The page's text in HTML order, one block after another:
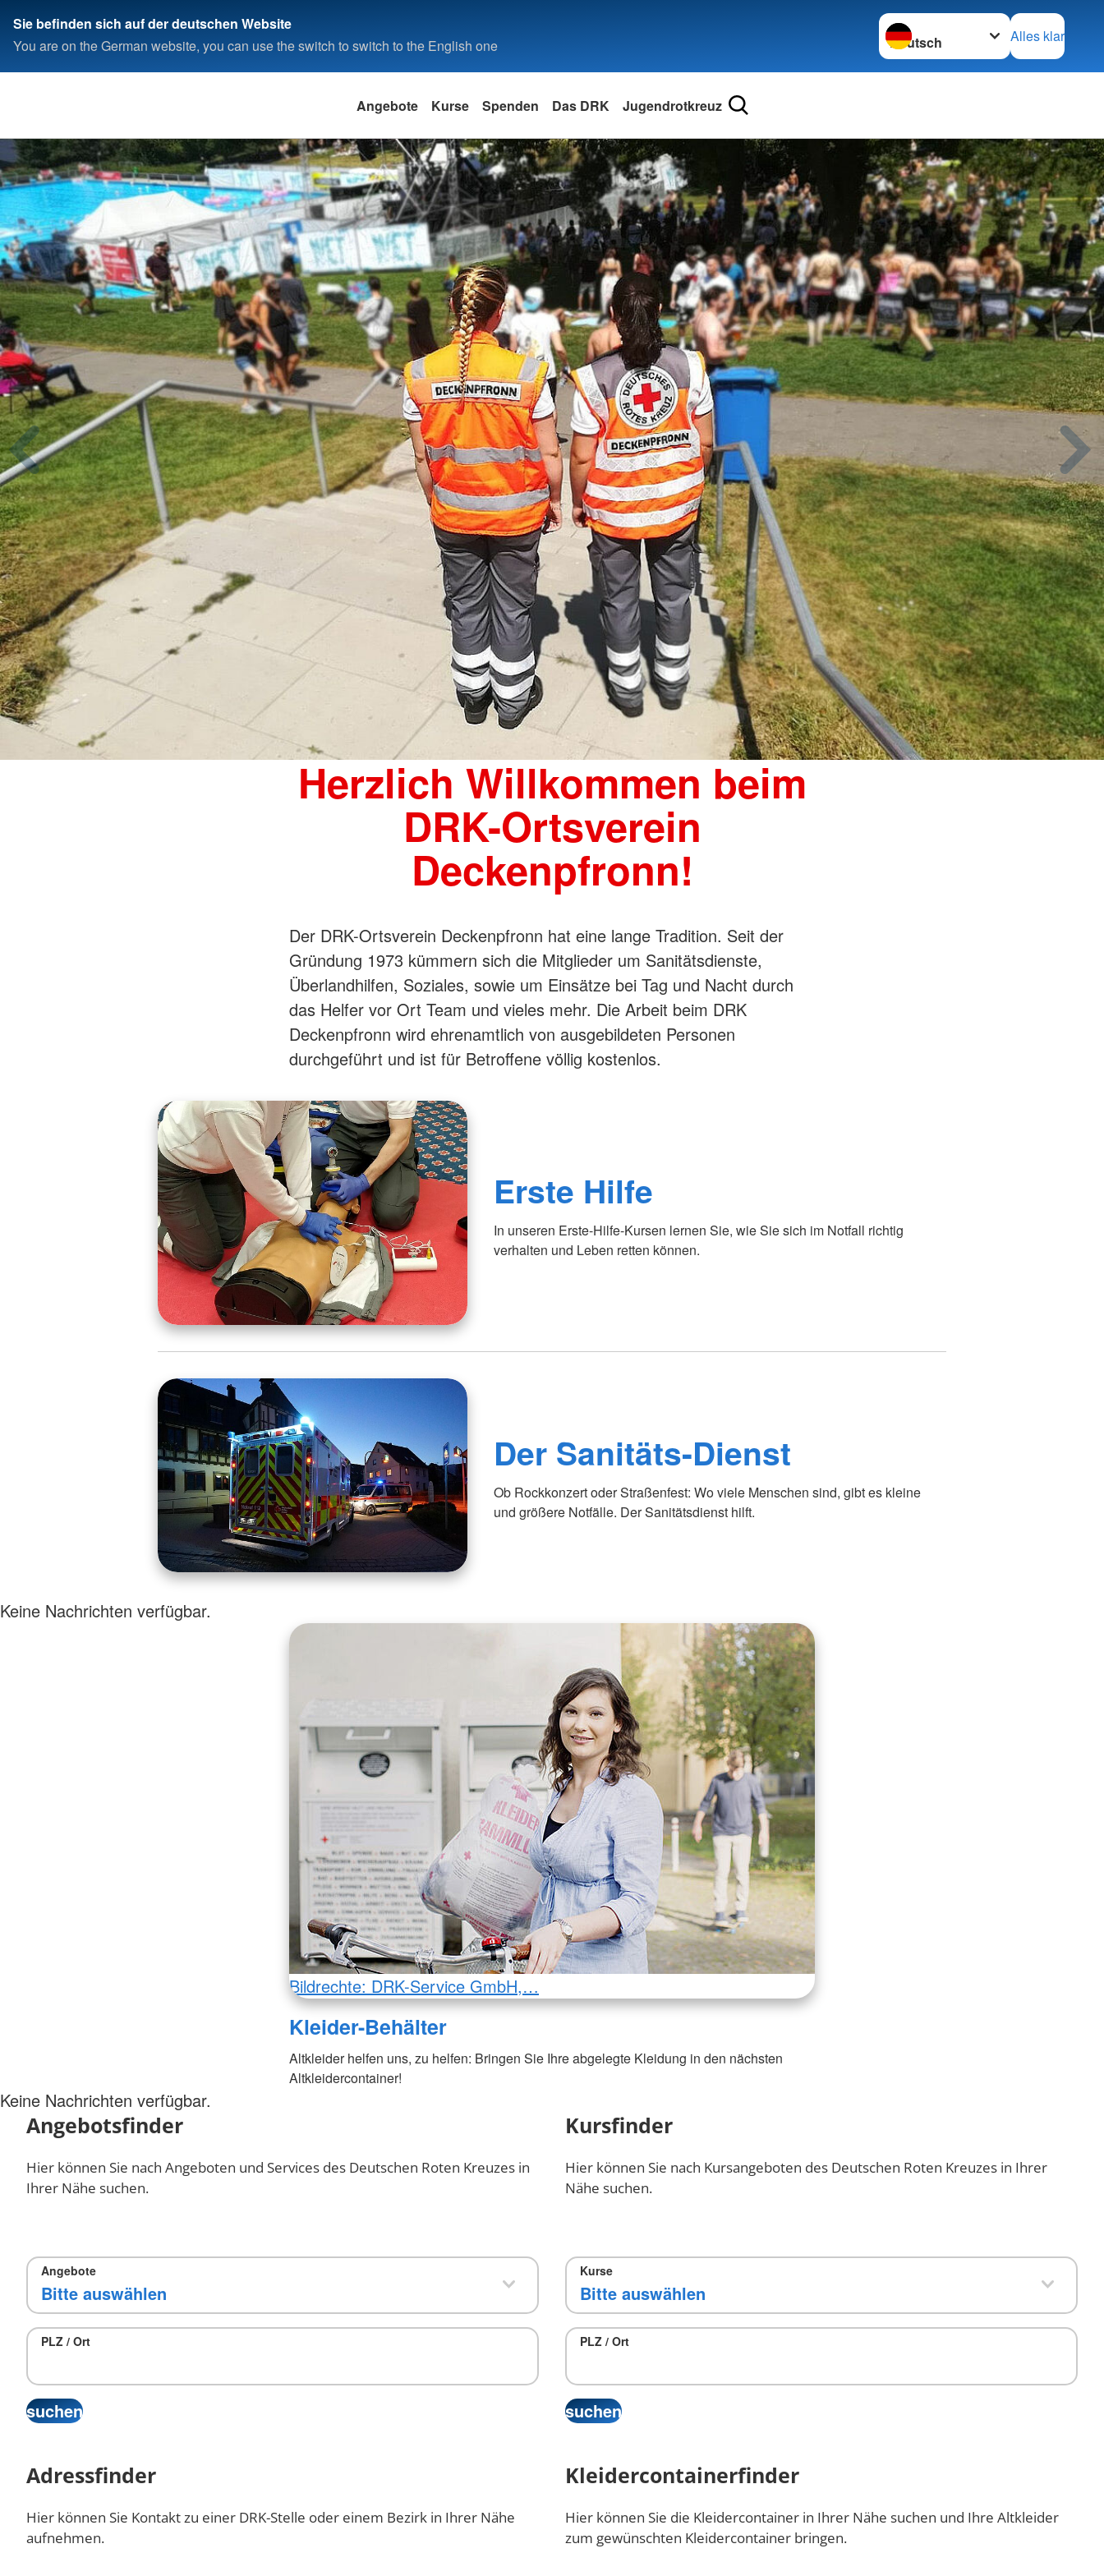
Sie befinden sich auf der deutschen Website
You are on the German website, you can use the switch to switch to the English one
Sprache wechseln zu
Alles klar
Angebote Kurse Spenden Das DRK Jugendrotkreuz
Herzlich Willkommen beim
DRK-Ortsverein
Deckenpfronn!
Der DRK-Ortsverein Deckenpfronn hat eine lange Tradition. Seit der
Gründung 1973 kümmern sich die Mitglieder um Sanitätsdienste,
Überlandhilfen, Soziales, sowie um Einsätze bei Tag und Nacht durch
das Helfer vor Ort Team und vieles mehr. Die Arbeit beim DRK
Deckenpfronn wird ehrenamtlich von ausgebildeten Personen
durchgeführt und ist für Betroffene völlig kostenlos.
Erste Hilfe
In unseren Erste-Hilfe-Kursen lernen Sie, wie Sie sich im Notfall richtig
verhalten und Leben retten können.
Der Sanitäts-Dienst
Ob Rockkonzert oder Straßenfest: Wo viele Menschen sind, gibt es kleine
und größere Notfälle. Der Sanitätsdienst hilft.
Keine Nachrichten verfügbar.
Bildrechte: DRK-Service GmbH,…
Kleider-Behälter
Altkleider helfen uns, zu helfen: Bringen Sie Ihre abgelegte Kleidung in den nächsten
Altkleidercontainer!
Keine Nachrichten verfügbar.
Angebotsfinder
Hier können Sie nach Angeboten und Services des Deutschen Roten Kreuzes in
Ihrer Nähe suchen.
Angebote
PLZ / Ort
Adressfinder
Hier können Sie Kontakt zu einer DRK-Stelle oder einem Bezirk in Ihrer Nähe
aufnehmen.
Kursfinder
Hier können Sie nach Kursangeboten des Deutschen Roten Kreuzes in Ihrer
Nähe suchen.
Kurse
PLZ / Ort
Kleidercontainerfinder
Hier können Sie die Kleidercontainer in Ihrer Nähe suchen und Ihre Altkleider
zum gewünschten Kleidercontainer bringen.